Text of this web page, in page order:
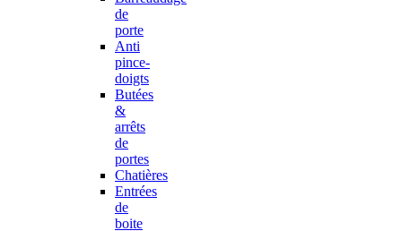
de
porte
Anti
pince-
doigts
Butées
&
arrêts
de
portes
Chatières
Entrées
de
boite